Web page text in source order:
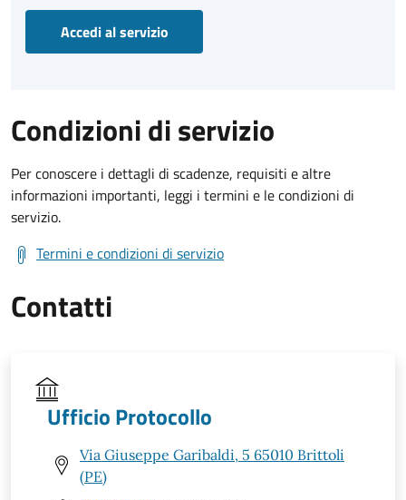
Accedi al servizio
Condizioni di servizio
Per conoscere i dettagli di scadenze, requisiti e altre
informazioni importanti, leggi i termini e le condizioni di
servizio.
Termini e condizioni di servizio
Contatti
Ufficio Protocollo
Via Giuseppe Garibaldi, 5 65010 Brittoli
(PE)